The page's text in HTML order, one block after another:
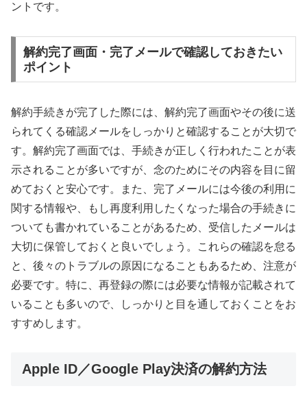
ントです。
解約完了画面・完了メールで確認しておきたい
ポイント
解約手続きが完了した際には、解約完了画面やその後に送
られてくる確認メールをしっかりと確認することが大切で
す。解約完了画面では、手続きが正しく行われたことが表
示されることが多いですが、念のためにその内容を目に留
めておくと安心です。また、完了メールには今後の利用に
関する情報や、もし再度利用したくなった場合の手続きに
ついても書かれていることがあるため、受信したメールは
大切に保管しておくと良いでしょう。これらの確認を怠る
と、後々のトラブルの原因になることもあるため、注意が
必要です。特に、再登録の際には必要な情報が記載されて
いることも多いので、しっかりと目を通しておくことをお
すすめします。
Apple ID／Google Play決済の解約方法